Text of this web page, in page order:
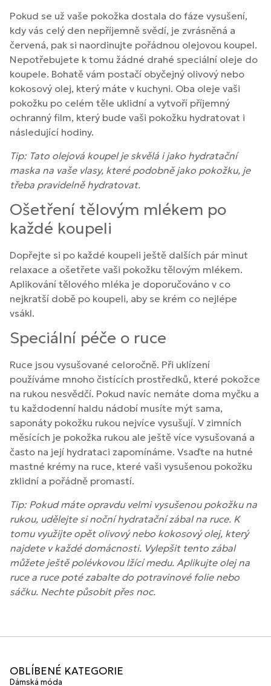
Pokud se už vaše pokožka dostala do fáze vysušení,
kdy vás celý den nepříjemně svědí, je zvrásněná a
červená, pak si naordinujte pořádnou olejovou koupel.
Nepotřebujete k tomu žádné drahé speciální oleje do
koupele. Bohatě vám postačí obyčejný olivový nebo
kokosový olej, který máte v kuchyni. Oba oleje vaši
pokožku po celém těle uklidní a vytvoří příjemný
ochranný film, který bude vaši pokožku hydratovat i
následující hodiny.
Tip: Tato olejová koupel je skvělá i jako hydratační
maska na vaše vlasy, které podobně jako pokožku, je
třeba pravidelně hydratovat.
Ošetření tělovým mlékem po
každé koupeli
Dopřejte si po každé koupeli ještě dalších pár minut
relaxace a ošetřete vaši pokožku tělovým mlékem.
Aplikování tělového mléka je doporučováno v co
nejkratší době po koupeli, aby se krém co nejlépe
vsákl.
Speciální péče o ruce
Ruce jsou vysušované celoročně. Při uklízení
používáme mnoho čistících prostředků, které pokožce
na rukou nesvědčí. Pokud navíc nemáte doma myčku a
tu každodenní haldu nádobí musíte mýt sama,
saponáty pokožku rukou nejvíce vysušují. V zimních
měsících je pokožka rukou ale ještě více vysušovaná a
často na její hydrataci zapomínáme. Vsaďte na hutné
mastné krémy na ruce, které vaši vysušenou pokožku
zklidní a pořádně promastí.
Tip: Pokud máte opravdu velmi vysušenou pokožku na
rukou, udělejte si noční hydratační zábal na ruce. K
tomu využijte opět olivový nebo kokosový olej, který
najdete v každé domácnosti. Vylepšit tento zábal
můžete ještě polévkovou lžící medu. Aplikujte olej na
ruce a ruce poté zabalte do potravinové folie nebo
sáčku. Nechte působit přes noc.
OBLÍBENÉ KATEGORIE
Dámská móda